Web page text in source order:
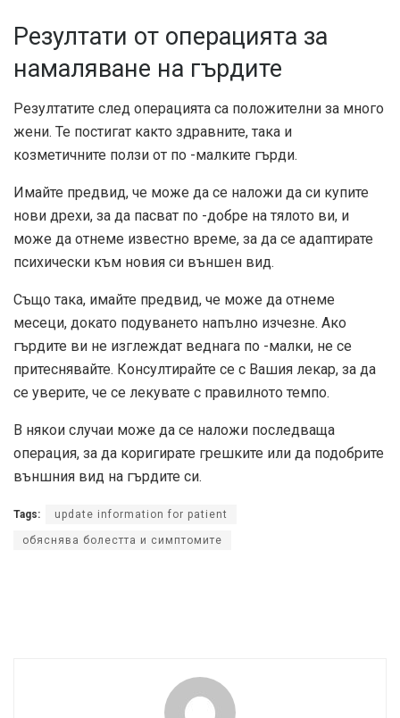
Резултати от операцията за
намаляване на гърдите
Резултатите след операцията са положителни за много
жени. Те постигат както здравните, така и
козметичните ползи от по -малките гърди.
Имайте предвид, че може да се наложи да си купите
нови дрехи, за да пасват по -добре на тялото ви, и
може да отнеме известно време, за да се адаптирате
психически към новия си външен вид.
Също така, имайте предвид, че може да отнеме
месеци, докато подуването напълно изчезне. Ако
гърдите ви не изглеждат веднага по -малки, не се
притеснявайте. Консултирайте се с Вашия лекар, за да
се уверите, че се лекувате с правилното темпо.
В някои случаи може да се наложи последваща
операция, за да коригирате грешките или да подобрите
външния вид на гърдите си.
Tags: update information for patient
обяснява болестта и симптомите